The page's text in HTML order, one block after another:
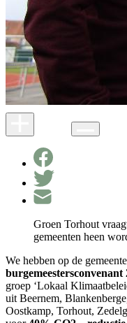
Groen Torhout
gemeenten heen
We hebben op de
burgemeestersconvenant
groep ‘Lokaal
uit Beernem,
Oostkamp, Torhout,